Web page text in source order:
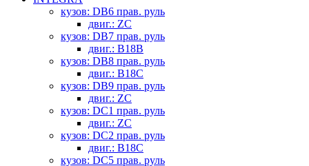
кузов: DB6 прав. руль
двиг.: ZC
кузов: DB7 прав. руль
двиг.: B18B
кузов: DB8 прав. руль
двиг.: B18C
кузов: DB9 прав. руль
двиг.: ZC
кузов: DC1 прав. руль
двиг.: ZC
кузов: DC2 прав. руль
двиг.: B18C
кузов: DC5 прав. руль